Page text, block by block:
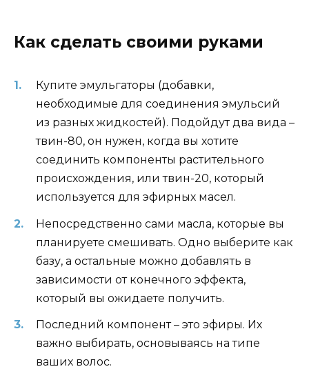
Как сделать своими руками
Купите эмульгаторы (добавки,
необходимые для соединения эмульсий
из разных жидкостей). Подойдут два вида –
твин-80, он нужен, когда вы хотите
соединить компоненты растительного
происхождения, или твин-20, который
используется для эфирных масел.
Непосредственно сами масла, которые вы
планируете смешивать. Одно выберите как
базу, а остальные можно добавлять в
зависимости от конечного эффекта,
который вы ожидаете получить.
Последний компонент – это эфиры. Их
важно выбирать, основываясь на типе
ваших волос.